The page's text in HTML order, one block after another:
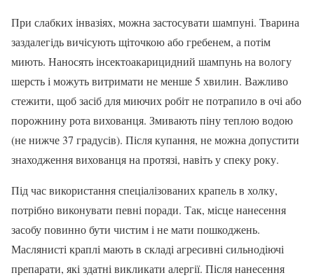
При слабких інвазіях, можна застосувати шампуні. Тварина
заздалегідь вичісують щіточкою або гребенем, а потім
миють. Наносять інсектоакарицидний шампунь на вологу
шерсть і можуть витримати не менше 5 хвилин. Важливо
стежити, щоб засіб для миючих робіт не потрапило в очі або
порожнину рота вихованця. Змивають піну теплою водою
(не нижче 37 градусів). Після купання, не можна допустити
знаходження вихованця на протязі, навіть у спеку року.
Під час використання спеціалізованих крапель в холку,
потрібно виконувати певні поради. Так, місце нанесення
засобу повинно бути чистим і не мати пошкоджень.
Маслянисті краплі мають в складі агресивні сильнодіючі
препарати, які здатні викликати алергії. Після нанесення